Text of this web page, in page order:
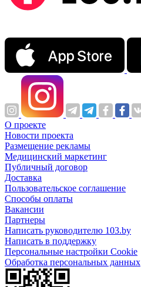
О проекте
Новости проекта
Размещение рекламы
Медицинский маркетинг
Публичный договор
Доставка
Пользовательское соглашение
Способы оплаты
Вакансии
Партнеры
Написать руководителю 103.by
Написать в поддержку
Персональные настройки Cookie
Обработка персональных данных